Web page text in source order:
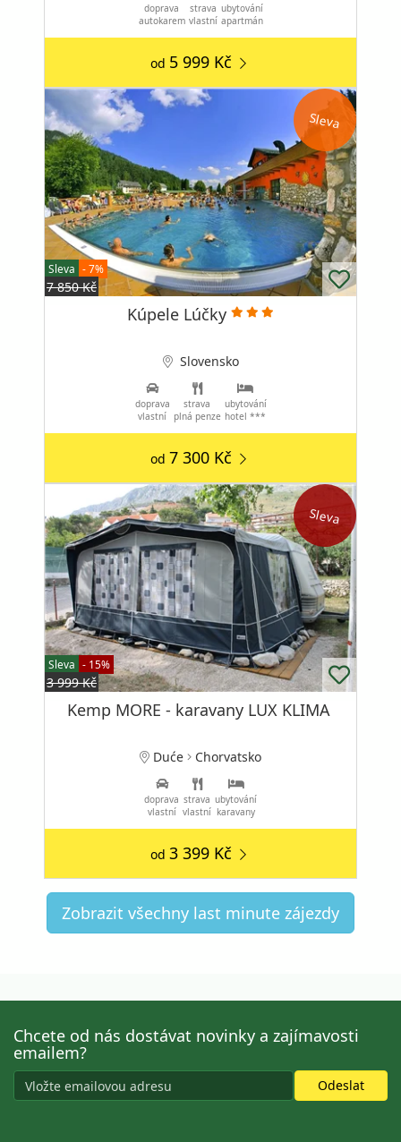
doprava
autokarem
strava
vlastní
ubytování
apartmán
od 5 999 Kč
Sleva
Sleva - 7%
7 850 Kč
Kúpele Lúčky
Slovensko
doprava
vlastní
strava
plná penze
ubytování
hotel ***
od 7 300 Kč
Sleva
Sleva - 15%
3 999 Kč
Kemp MORE - karavany LUX KLIMA
Duće Chorvatsko
doprava
vlastní
strava
vlastní
ubytování
karavany
od 3 399 Kč
Zobrazit všechny last minute zájezdy
Chcete od nás dostávat novinky a zajímavosti
emailem?